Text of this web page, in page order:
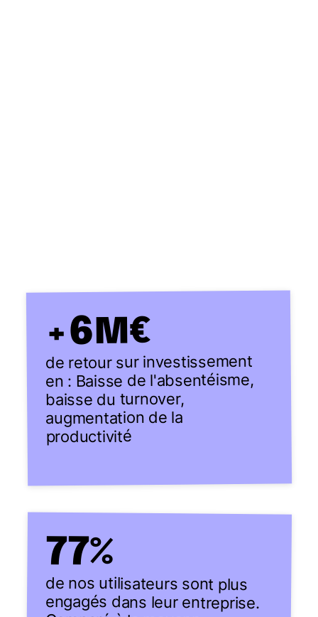
+6M€
de retour sur investissement
en : Baisse de l'absentéisme,
baisse du turnover,
augmentation de la
productivité
77%
de nos utilisateurs sont plus
engagés dans leur entreprise.
Comparé à la moyenne